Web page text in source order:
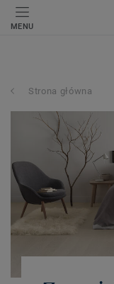
MENU
Strona główna